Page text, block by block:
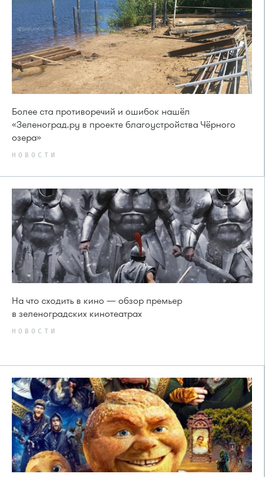
Более ста противоречий и ошибок нашёл
«Зеленоград.ру в проекте благоустройства Чёрного
озера»
НОВОСТИ
На что сходить в кино — обзор премьер
в зеленоградских кинотеатрах
НОВОСТИ